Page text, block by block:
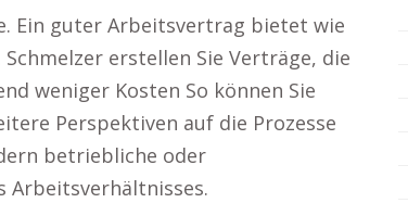
Ein guter Arbeitsvertrag bietet wie
erstellen Sie Verträge, die
weniger Kosten So können Sie
Perspektiven auf die Prozesse
betriebliche oder
Arbeitsverhältnisses.